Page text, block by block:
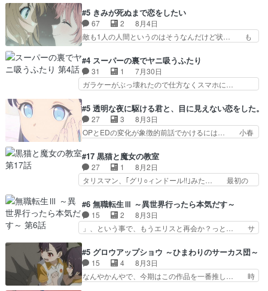
が“萌え”なのでこの娘が皇帝… ウサギ好きそうな
王女殿下がかわいい。幼馴… ついに始まった狩猟
祭。エルナの活躍で上位…
目は気品溢れてるのに中身は…美緒ママ… テー
マ：格ゲー大会に行くには？感想は、美… 大会を
前に格ゲー熱が高まる一方、百合の本… 東京で開
催される格ゲー大会に参加すること… Japanに向
めに東京へ!/でも観光よ… 旅の支度全部やってく
れる先輩、なんだかん… 第５話をｄアニメストア
で視聴しました。視…
#5 きみが死ぬまで恋をしたい
67 2
8月4日
敵も1人の人間というのはそうなんだけど状… も
を人間に戻して欲しいでも自分達が代わ… ご視聴
ありがとうございました見るたびに切… 誰かと思
ったらちゅー先輩か。しれっと相方… 第５話感
想：コ□した相手にも家族や…､戦… つらい回
ナとミミも可愛かった2人の関係… 確かに相手に
も家族や大切な人はいるけど、… 白シャツが作業
着みたいなもんなんですかね…
#4 スーパーの裏でヤニ吸うふたり
31 1
7月30日
ガラケーがぶっ壊れたので仕方なくスマホに…
はり出オチ感が否めず、エピソードの打率… 田山
さんが佐々木さんに沼っていく…こんな… 佐々木
さん、腕フェチなんですね笑最近まじ… 佐々木が
ガラケーからスマホに変えるって、… もうドラマ
ゃわない？佐々木さんの優しさ… 先行で見た時よ
り2人のやり取りに癒しを感… ABEMA版の7〜8
話佐々木が実年齢以上…
#5 透明な夜に駆ける君と、目に見えない恋をした。
27 3
8月3日
OPとEDの変化が象徴的前話でかけるには… 小春
か、こんな風に見えてるのかぁ。かける… 完全な
両片思いになりましたねぇ…OPとE… 余計な物
は描かず白く靄がかった小春ちゃん… 光も感じな
い完全な盲目なんやね…おめかし… 母役に能登さ
も描かれていて良かった本当… 股に海豚を挟み水
上バスでの会話を反芻…恋… OPEDとも無人バー
ジョンから主人公２人…
#17 黒猫と魔女の教室
27 1
8月2日
タリスマン、｢グリ○ィンドール!!｣みた… 最初の
ホントスピカが大好きだよね。ツン… 一等級ポテ
ンシャルのアリアちゃん可愛くて… そういや、ア
リアは能力は最上級のくせに、… とうとうアリア
と直接競う場がきたこれまで… 毎度ながらのスピ
マン趣味ダダ漏れで好き… 期末試験が始まろうと
しておりスピカは対策… 能力鑑定胸像タリスマン
氏容姿も評価してし…
#6 無職転生Ⅲ ～異世界行ったら本気だす～
15 2
8月3日
」、という事で、もうエリスと再会か？っと… サ
関係の清算が粛々と進められているサラ… サラと
の関係に対して完全に「昔の女」とし… ルーシー
にデレるルディが完全に親バカで微… サラとは会
ってほしいちゃんとした別れ方し… サラは未練0
#5 グロウアップショウ ～ひまわりのサーカス団～
15 4
8月3日
なんやかんやで、今期はこの作品を一番推し… 時